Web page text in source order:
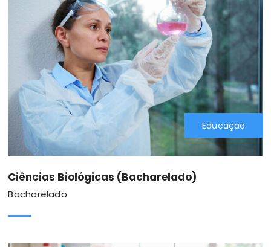
Educação
Ciências Biológicas (Bacharelado)
Bacharelado